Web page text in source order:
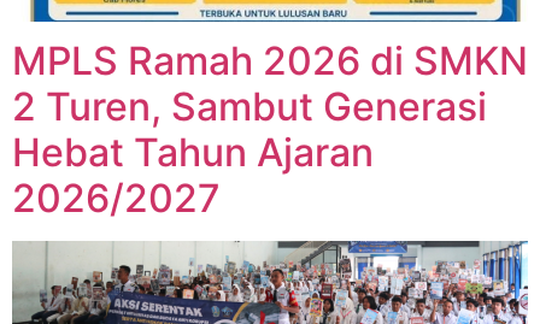
MPLS Ramah 2026 di SMKN
2 Turen, Sambut Generasi
Hebat Tahun Ajaran
2026/2027